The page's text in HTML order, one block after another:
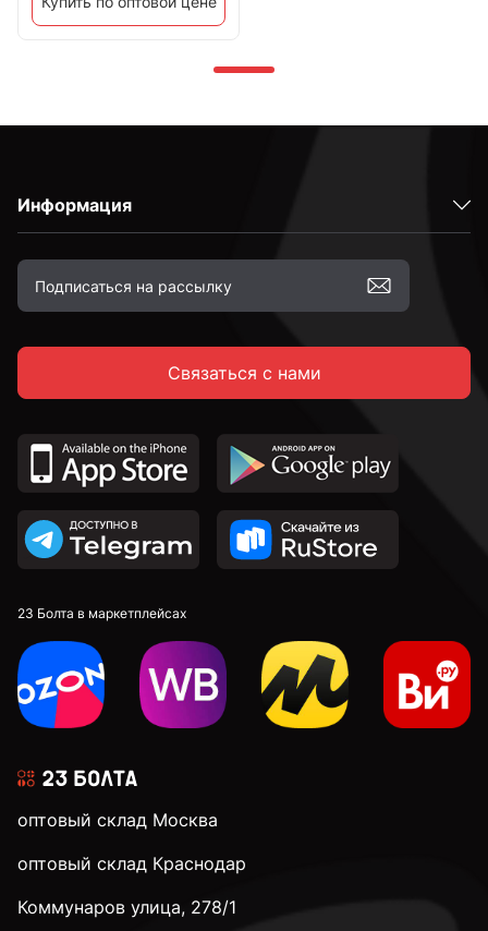
Информация
Связаться с нами
23 Болта в маркетплейсах
оптовый склад Москва
оптовый склад Краснодар
Коммунаров улица, 278/1